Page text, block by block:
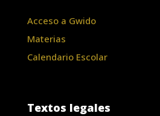
Acceso a Gwido
Materias
Calendario Escolar
Textos legales